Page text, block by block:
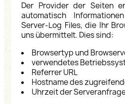
Der Provider der Seiten
automatisch
Server-Log Files, die Ihr
uns übermittelt. Dies sind:
Browsertyp und
verwendetes
Referrer URL
Hostname des
Uhrzeit der